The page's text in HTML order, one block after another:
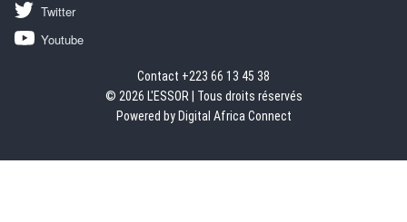
Twitter
Youtube
Contact +223 66 13 45 38
© 2026 L'ESSOR | Tous droits réservés
Powered by Digital Africa Connect